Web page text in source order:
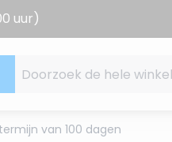
uur)
van 100 dagen